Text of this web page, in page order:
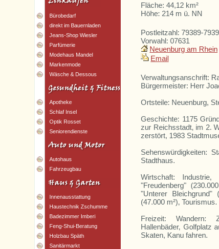
Bürobedarf
direkt im Bauernladen
Jeans-Shop Wiesler
Parfümerie
Modehaus Mandel
Markenmode
Wäsche & Dessous
Apotheke
Schlaf Insel
Optik Rosset
Seniorendienste
Autohaus
Fahrzeugbau
Innenausstattung
Haustechnik Zschumme
Badezimmer Imberi
Feng-Shui-Beratung
Holzbau Späth
Sanitärmarkt
Fläche: 44,12 km²
Höhe: 214 m ü. NN
Postleitzahl: 79389-
Vorwahl: 07631
Neuenburg am Rhein
Email
Verwaltungsanschrift:
Bürgermeister: Herr
Ortsteile: Neuenburg,
Geschichte: 1175
zur Reichsstadt, im 2.
zerstört, 1983
Sehenswürdigkeiten:
Stadthaus.
Wirtschaft: Industrie,
"Freudenberg"
"Unterer Bleichgrund"
(47.000 m²), Tourismus.
Freizeit: Wandern:
Hallenbäder, Golfplatz
Skaten, Kanu fahren.